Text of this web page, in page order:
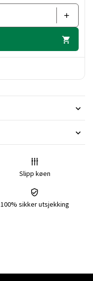
Slipp køen
100% sikker utsjekking